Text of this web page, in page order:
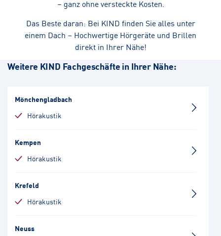
– ganz ohne versteckte Kosten.
Das Beste daran: Bei KIND finden Sie alles unter
einem Dach – Hochwertige Hörgeräte und Brillen
direkt in Ihrer Nähe!
Weitere KIND Fachgeschäfte in Ihrer Nähe:
Mönchengladbach
Hörakustik
Kempen
Hörakustik
Krefeld
Hörakustik
Neuss